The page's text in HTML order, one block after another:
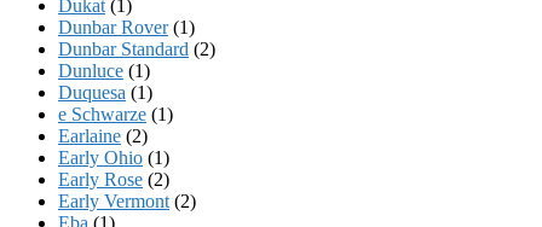
Dukat (1)
Dunbar Rover(1)
Dunbar Standard (2)
Dunluce (1)
Duquesa (1)
e Schwarze (1)
Earlaine (2)
Early Ohio (1)
Early Rose (2)
Early Vermont (2)
Eba (1)